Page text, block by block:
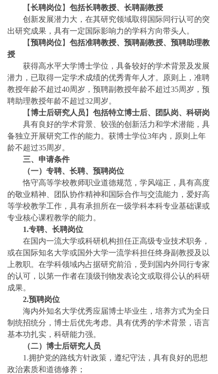
【长聘岗位】 包括长聘教授、长聘副教授
创新发展潜力大，在其研究领域取得国际同行认可的突
出研究成果，具有一定国际影响力的学科方向带头人。
【预聘岗位】 包括准聘教授、预聘副教授、预聘助理教
授
获得高水平大学博士学位，具备较好的学术背景及发展
潜力，已取得一定学术成绩的优秀青年人才。原则上，准聘
教授年龄不超过40周岁，预聘副教授年龄不超过35周岁，预
聘助理教授年龄不超过32周岁。
【博士后研究人员 】 包括特立博士后、团队岗、科研岗
具有良好的学术背景、较强的创新活力和学术潜能，具
备独立开展研究工作的能力。获博士学位3年内，原则上年
龄不超过35周岁。
三、申请条件
（一）专聘、长聘、预聘岗位
恪守高等学校教师职业道德规范，学风端正，具有高度
的敬业精神、团队协作精神和国际合作与交流能力，爱好高
等学校教学工作，具有承担所在一级学科本科专业基础课或
专业核心课程教学的能力。
1.专聘、长聘岗位
在国内一流大学或科研机构担任正高级专业技术职务，
或在国际知名大学或国外大学一流学科担任终身副教授及以
上教职。在学科领域内占据研究前沿，受到国内外同行专家
的认可，以第一作者在顶级刊物发表论文或取得公认的科研
成果。
2.预聘岗位
海内外知名大学优秀应届博士毕业生，培养方式为全日
制统招统分，博士后优先考虑。具有优秀的学术背景，语言
基本功扎实，科研能力强。
（二）博士后研究人员
1.拥护党的路线方针政策，遵纪守法，具有良好的思想
政治素质和道德修养；